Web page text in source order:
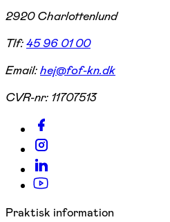
2920 Charlottenlund
Tlf:45 96 01 00
Email:hej@fof-kn.dk
CVR-nr: 11707513
Praktisk information